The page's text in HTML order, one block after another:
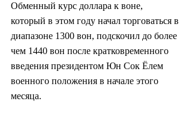
Обменный курс доллара к воне,
который в этом году начал торговаться в
диапазоне 1300 вон, подскочил до более
чем 1440 вон после кратковременного
введения президентом Юн Сок Ёлем
военного положения в начале этого
месяца.